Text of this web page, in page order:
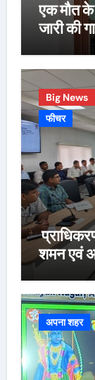
एक मौत के
जारी की
Big News
फीचर
शमन एवं
अपना शहर